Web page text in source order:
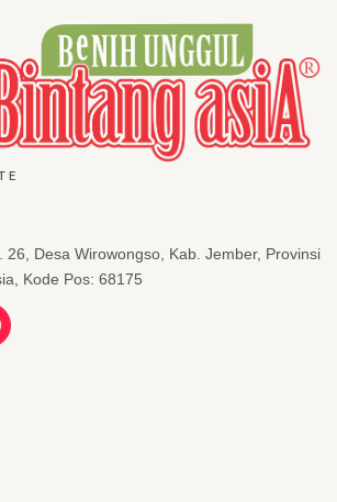
26, Desa Wirowongso, Kab. Jember, Provinsi
Kode Pos: 68175